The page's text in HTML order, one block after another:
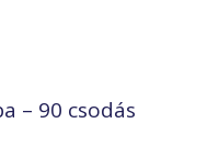
– 90 csodás